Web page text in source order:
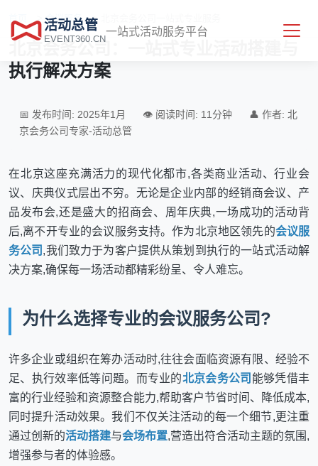
活动总管
EVENT360.CN
一站式活动服务平台
首页 > 会议服务 >
执行解决方案
📅 发布时间: 2025年1月 👁️ 阅读时间: 11分钟
👤 作者: 北
京会务公司专家-活动总管
在北京这座充满活力的现代化都市,各类商业活动、行业会
议、庆典仪式层出不穷。无论是企业内部的经销商会议、产
品发布会,还是盛大的招商会、周年庆典,一场成功的活动背
后,离不开专业的会议服务支持。作为北京地区领先的会议服
务公司 ,我们致力于为客户提供从策划到执行的一站式活动解
决方案,确保每一场活动都精彩纷呈、令人难忘。
为什么选择专业的会议服务公司?
许多企业或组织在筹办活动时,往往会面临资源有限、经验不
足、执行效率低等问题。而专业的北京会务公司 能够凭借丰
富的行业经验和资源整合能力,帮助客户节省时间、降低成本,
同时提升活动效果。我们不仅关注活动的每一个细节,更注重
通过创新的活动搭建与会场布置,营造出符合活动主题的氛围,
增强参与者的体验感。